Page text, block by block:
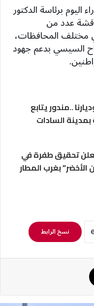
برئاسة الدكتور
عدد من
مختلف المحافظات،
السيسي بدعم جهود
..مندور يتابع
بمدينة السادات
تحقيق طفرة في
بغرب المطار
نسخ الرابط